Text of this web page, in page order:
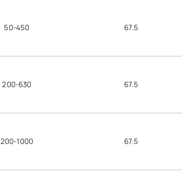
50-450 67.5
200-630 67.5
200-1000 67.5